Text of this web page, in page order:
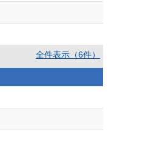
全件表示（6件）